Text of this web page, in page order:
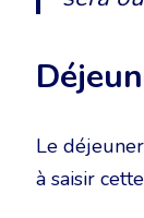
Le
à saisir